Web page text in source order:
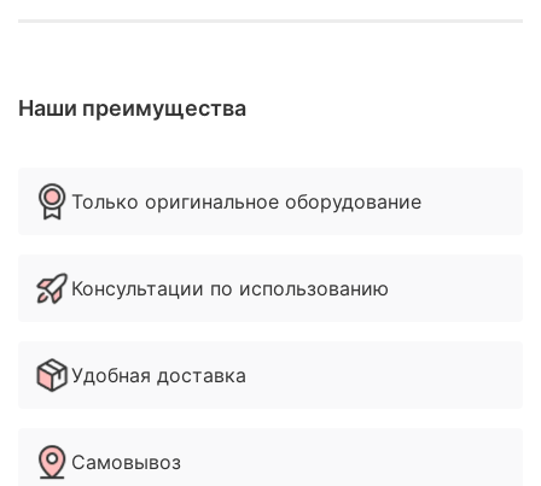
Наши преимущества
Только оригинальное оборудование
Консультации по использованию
Удобная доставка
Самовывоз